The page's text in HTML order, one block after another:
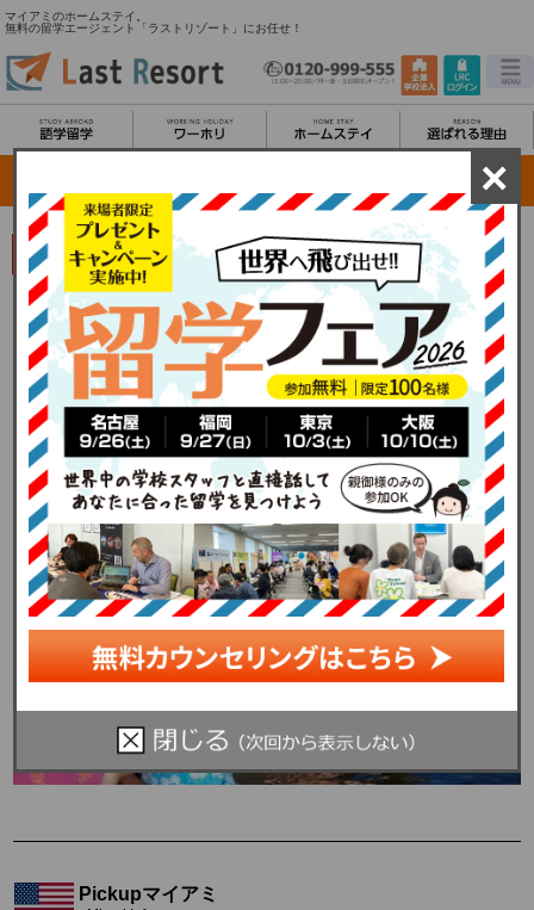
マイアミのホームステイ。
無料の留学エージェント「ラストリゾート」にお任せ！
×
日本では考えられないような異文化を体験できるチャンス
ホストファミリーと多数提携！
マイアミでホームステイをしよう！
ラストリゾートが無料手配致します！
マイアミの「ホームステイ」事情
リゾート地でのリフレッシュを兼ねた留学で、まず頭に思い浮かぶのはカリフォルニ
アやハワイなのではないでしょうか。どちらも魅力的な場所ですが問題は日本人の多
さ。日本人の少ないリゾート地で英語をしっかりと習得したいという方にマイアミの
語学学校はお勧めです。マイアミはヨーロッパ人留学生にも人気のエリアな為、様々
な国の友人ができることでしょう。平日には、しっかりと学習をし、休日にはリゾー
トを満喫する。しっかりとオンとオフを分けることができ、メリハリある留学ライフ
を送ることができます。
Pickupマイアミ